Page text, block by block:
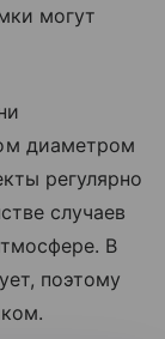
могут
диаметром
регулярно
случаев
В
поэтому